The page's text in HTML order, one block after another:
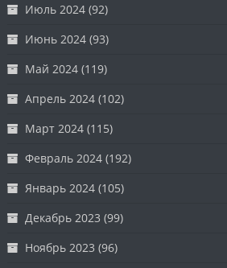
Июль 2024 (92)
Июнь 2024 (93)
Май 2024 (119)
Апрель 2024 (102)
Март 2024 (115)
Февраль 2024 (192)
Январь 2024 (105)
Декабрь 2023 (99)
Ноябрь 2023 (96)